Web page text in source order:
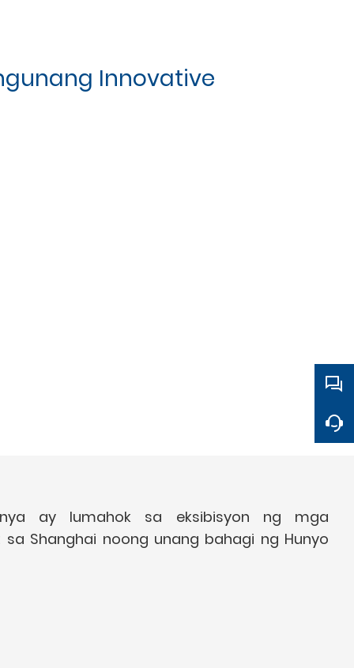
Innovative
ay lumahok sa eksibisyon ng mga
Shanghai noong unang bahagi ng Hunyo